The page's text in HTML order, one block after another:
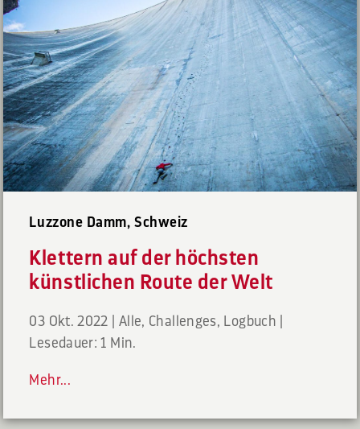
Luzzone Damm, Schweiz
Klettern auf der höchsten
künstlichen Route der Welt
03 Okt. 2022 Alle Challenges Logbuch
Lesedauer: 1 Min.
Mehr...